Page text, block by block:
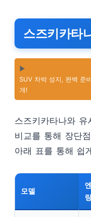
스즈키카타
▶️
SUV 차박 성지, 완벽 준
개!
스즈키카타나와
비교를 통해 장단
아래 표를 통해 쉽
모델